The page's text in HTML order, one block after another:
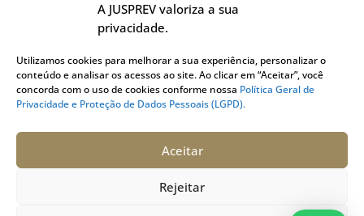
A JUSPREV valoriza a sua
privacidade.
Utilizamos cookies para melhorar a sua experiência, personalizar o
conteúdo e analisar os acessos ao site. Ao clicar em “Aceitar”, você
concorda com o uso de cookies conforme nossa Política Geral de
Privacidade e Proteção de Dados Pessoais (LGPD).
Aceitar
Rejeitar
Sou Participante
Sou Instituidora
Conheça o PLANJUS
Quem pode participar